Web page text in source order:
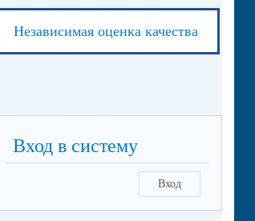
Независимая оценка качества
Вход в систему
Вход